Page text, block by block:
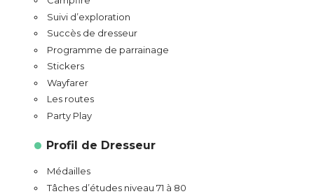
Suivi d’exploration
Succès de dresseur
Programme de parrainage
Stickers
Wayfarer
Les routes
Party Play
Profil de Dresseur
Médailles
Tâches d’études niveau 71 à 80